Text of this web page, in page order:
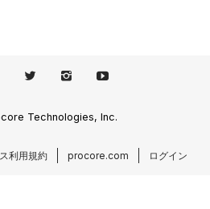
Technologies, Inc.
利用規約 procore.com ログイン